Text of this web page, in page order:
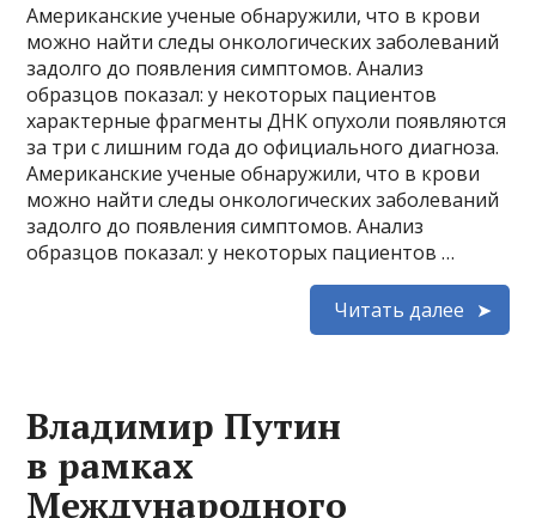
Американские ученые обнаружили, что в крови
можно найти следы онкологических заболеваний
задолго до появления симптомов. Анализ
образцов показал: у некоторых пациентов
характерные фрагменты ДНК опухоли появляются
за три с лишним года до официального диагноза.
Американские ученые обнаружили, что в крови
можно найти следы онкологических заболеваний
задолго до появления симптомов. Анализ
образцов показал: у некоторых пациентов …
Читать далее
Владимир Путин
в рамках
Международного